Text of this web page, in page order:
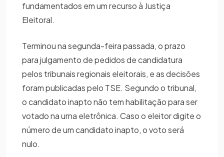
fundamentados em um recurso à Justiça
Eleitoral.
Terminou na segunda-feira passada, o prazo
para julgamento de pedidos de candidatura
pelos tribunais regionais eleitorais, e as decisões
foram publicadas pelo TSE. Segundo o tribunal,
o candidato inapto não tem habilitação para ser
votado na urna eletrônica. Caso o eleitor digite o
número de um candidato inapto, o voto será
nulo.